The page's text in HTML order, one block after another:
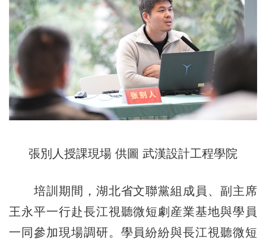
張別人授課現場 供圖 武漢設計工程學院
培訓期間，湖北省文聯黨組成員、副主席
王永平一行赴長江視聽微短劇産業基地與學員
一同參加現場調研。學員紛紛與長江視聽微短